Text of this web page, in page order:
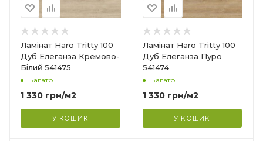
Ламінат Haro Tritty 100
Дуб Елеганза Кремово-
Білий 541475
Багато
1 330 грн/м2
У КОШИК
Товщина
Ширина
193 мм
Довжина
1282 мм
Фаска
Ламінат Haro Tritty 100
Дуб Елеганза Пуро
541474
Багато
1 330грн/м2
У КОШИК